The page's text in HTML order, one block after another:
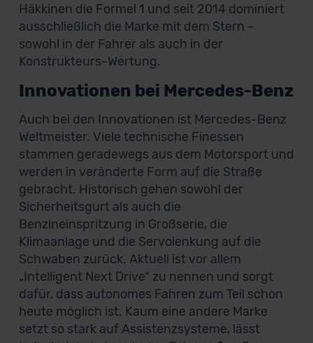
Häkkinen die Formel 1 und seit 2014 dominiert
ausschließlich die Marke mit dem Stern –
sowohl in der Fahrer als auch in der
Konstrukteurs-Wertung.
Innovationen bei Mercedes-Benz
Auch bei den Innovationen ist Mercedes-Benz
Weltmeister. Viele technische Finessen
stammen geradewegs aus dem Motorsport und
werden in veränderte Form auf die Straße
gebracht. Historisch gehen sowohl der
Sicherheitsgurt als auch die
Benzineinspritzung in Großserie, die
Klimaanlage und die Servolenkung auf die
Schwaben zurück. Aktuell ist vor allem
„Intelligent Next Drive“ zu nennen und sorgt
dafür, dass autonomes Fahren zum Teil schon
heute möglich ist. Kaum eine andere Marke
setzt so stark auf Assistenzsysteme, lässt